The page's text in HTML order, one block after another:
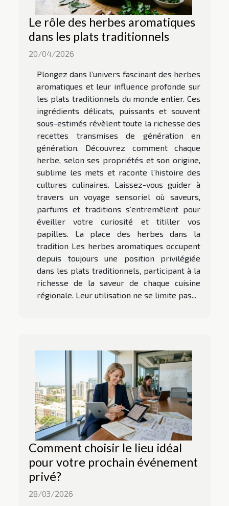
Le rôle des herbes aromatiques
dans les plats traditionnels
20/04/2026
Plongez dans l’univers fascinant des herbes
aromatiques et leur influence profonde sur
les plats traditionnels du monde entier. Ces
ingrédients délicats, puissants et souvent
sous-estimés révèlent toute la richesse des
recettes transmises de génération en
génération. Découvrez comment chaque
herbe, selon ses propriétés et son origine,
sublime les mets et raconte l’histoire des
cultures culinaires. Laissez-vous guider à
travers un voyage sensoriel où saveurs,
parfums et traditions s’entremêlent pour
éveiller votre curiosité et titiller vos
papilles. La place des herbes dans la
tradition Les herbes aromatiques occupent
depuis toujours une position privilégiée
dans les plats traditionnels, participant à la
richesse de la saveur de chaque cuisine
régionale. Leur utilisation ne se limite pas...
Comment choisir le lieu idéal
pour votre prochain événement
privé?
28/03/2026